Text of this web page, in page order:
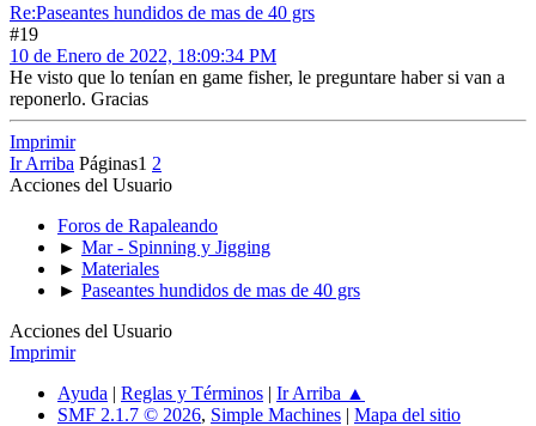
Re:Paseantes hundidos de mas de 40 grs
#19
10 de Enero de 2022, 18:09:34 PM
He visto que lo tenían en game fisher, le preguntare haber si van a
reponerlo. Gracias
Imprimir
Ir Arriba Páginas1 2
Acciones del Usuario
Foros de Rapaleando
► Mar - Spinning y Jigging
► Materiales
► Paseantes hundidos de mas de 40 grs
Acciones del Usuario
Imprimir
Ayuda | Reglas y Términos | Ir Arriba ▲
SMF 2.1.7 © 2026, Simple Machines | Mapa del sitio